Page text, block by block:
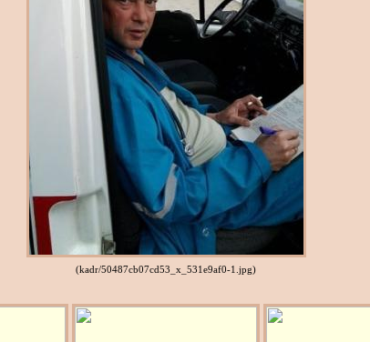
(kadr/50487cb07cd53_x_531e9af0-1.jpg)